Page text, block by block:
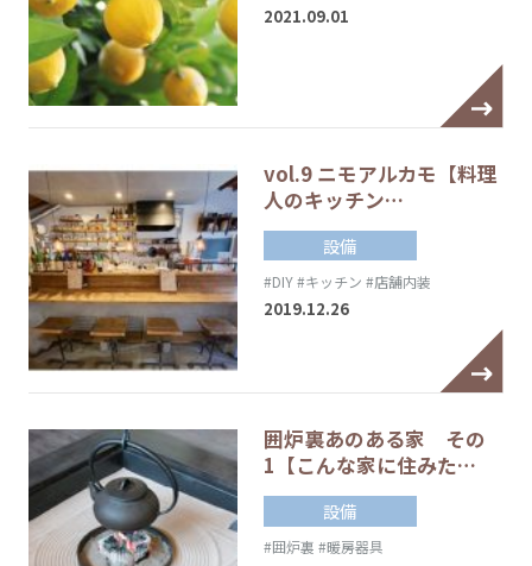
2021.09.01
vol.9 ニモアルカモ【料理
人のキッチン…
設備
#DIY#キッチン #店舗内装
2019.12.26
囲炉裏あのある家 その
1【こんな家に住みた…
設備
#囲炉裏 #暖房器具